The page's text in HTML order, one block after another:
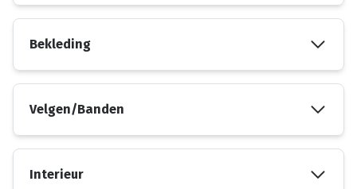
Bekleding
Velgen/Banden
Interieur